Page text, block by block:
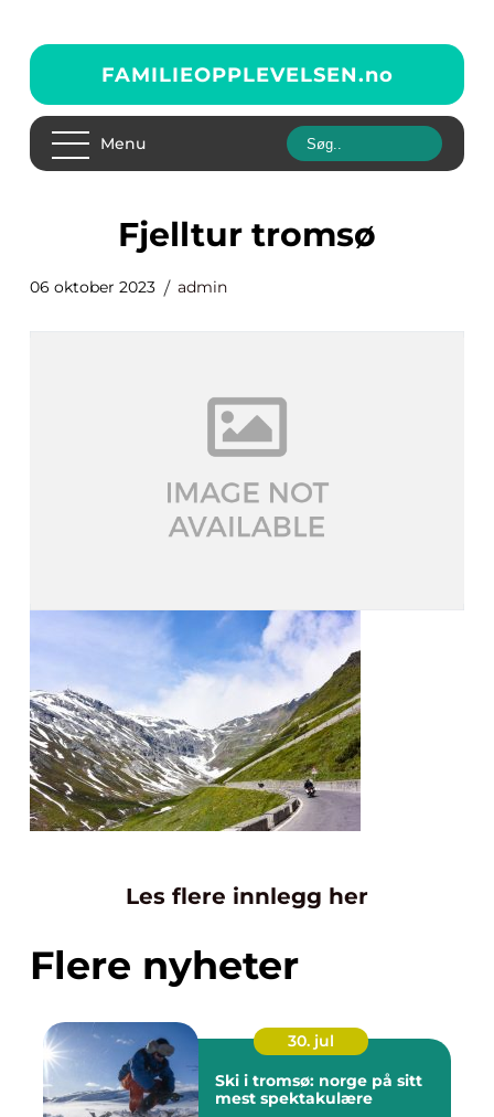
FAMILIEOPPLEVELSEN.no
Menu
fjelltur tromsø
06 oktober 2023 admin
Les flere innlegg her
Flere nyheter
30. jul
Ski i tromsø: norge på sitt
mest spektakulære